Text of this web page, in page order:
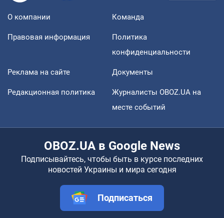
О компании Команда
Правовая информация
Политика
конфиденциальности
Реклама на сайте Документы
Редакционная политика
Журналисты OBOZ.UA на
месте событий
OBOZ.UA в Google News
Подписывайтесь, чтобы быть в курсе последних
новостей Украины и мира сегодня
Подписаться